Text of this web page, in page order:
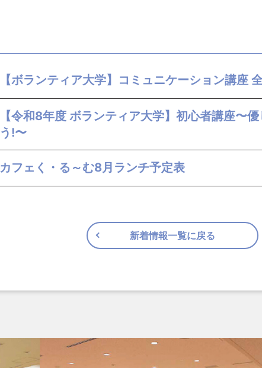
【ボランティア大学】コミュニケーション講座
【令和8年度 ボランティア大学】初心者講座〜
う!〜
カフェく・る～む8月ランチ予定表
新着情報一覧に戻る